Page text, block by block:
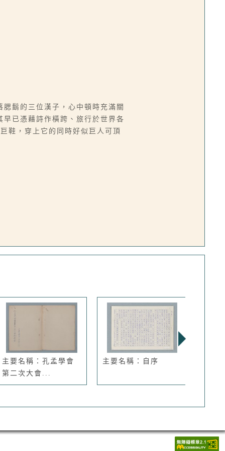
鬍的三位漢子，心中頓時充滿關
已憑藉詩作橫跨、旅行於世界各
鞋，穿上它的同時好似巨人可頂
主要名稱：孔孟學會
第二次大會...
主要名稱：自序